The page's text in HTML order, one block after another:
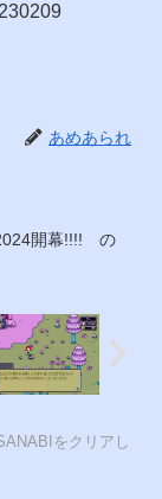
あめあられ
開幕!!!! の
をクリアし